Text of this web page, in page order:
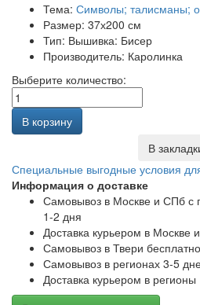
Тема: Символы; талисманы;
Размер: 37х200 см
Тип: Вышивка: Бисер
Производитель: Каролинка
Выберите количество:
В корзину
В
Специальные выгодные условия
Информация о доставке
Самовывоз в Москве и СПб с
1-2 дня
Доставка курьером в Москве
Самовывоз в Твери
Самовывоз в регионах 3-5
Доставка курьером в